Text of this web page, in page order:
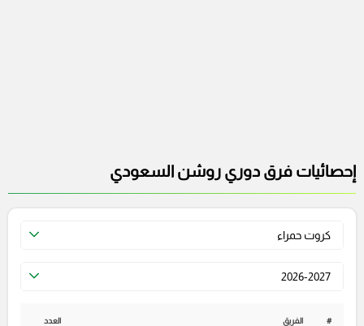
إحصائيات فرق دوري روشن السعودي
كروت حمراء
2026-2027
# الفريق العدد